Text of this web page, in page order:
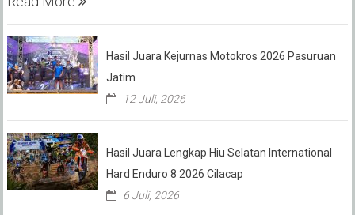
Hasil Juara Kejurnas Motokros 2026 Pasuruan
Jatim
12 Juli, 2026
Hasil Juara Lengkap Hiu Selatan International
Hard Enduro 8 2026 Cilacap
6 Juli, 2026